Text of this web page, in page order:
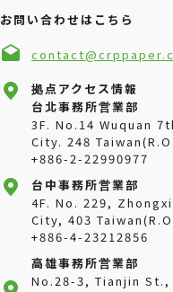
お問い合わせはこちら
拠点アクセス情報
台北事務所営業部
3F. No.14 Wuquan
City. 248
+886-2-22990977
台中事務所営業部
4F. No. 229,
City, 403
+886-4-23212856
高雄事務所営業部
No.28-3, Tianjin